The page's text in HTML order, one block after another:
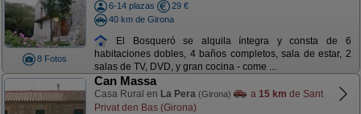
8 Fotos
6-14 plazas
29 €
40 km de Girona
El Bosqueró se alquila íntegra y consta de 6
habitaciones dobles, 4 baños completos, sala de estar, 2
salas de TV, DVD, y gran cocina - come ...
Can Massa
Casa Rural en La Pera (Girona) a 15 km de Sant
Privat den Bas (Girona)